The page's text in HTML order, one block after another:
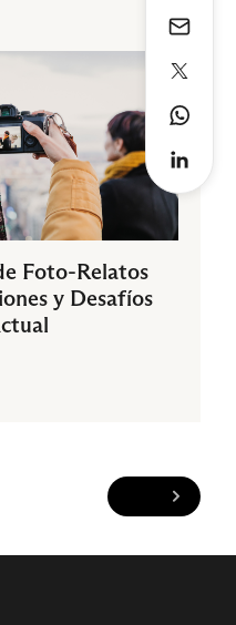
Foto-Relatos
y Desafíos